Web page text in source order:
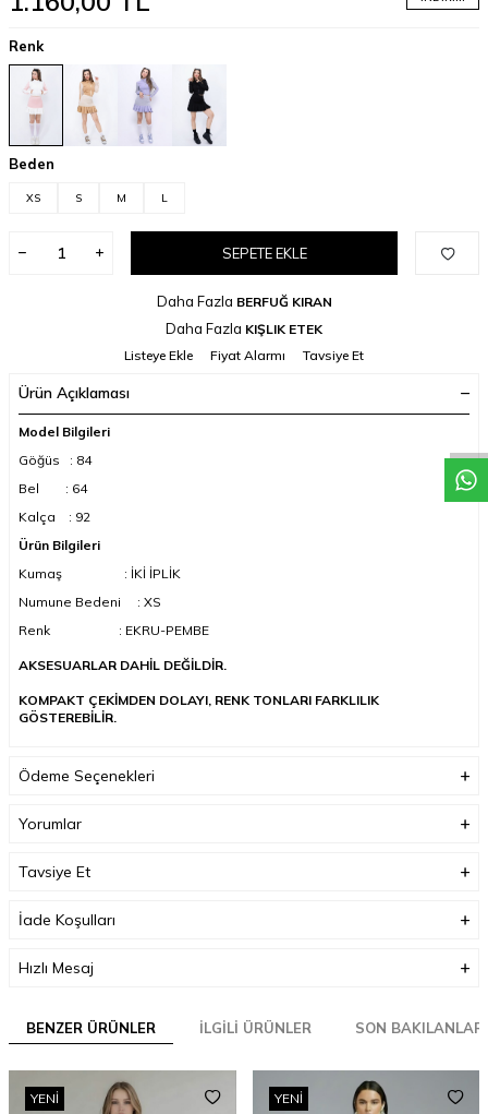
Renk
Beden
XS S M L
SEPETE EKLE
Daha Fazla BERFUĞ KIRAN
Daha Fazla KIŞLIK ETEK
Listeye Ekle
Fiyat Alarmı Tavsiye Et
Ürün Açıklaması
Model Bilgileri
Göğüs : 84
Bel : 64
Kalça : 92
Ürün Bilgileri
Kumaş : İKİ İPLİK
Numune Bedeni : XS
Renk : EKRU-PEMBE
AKSESUARLAR DAHİL DEĞİLDİR.
KOMPAKT ÇEKİMDEN DOLAYI, RENK TONLARI FARKLILIK
GÖSTEREBİLİR.
Ödeme Seçenekleri
Yorumlar
Tavsiye Et
İade Koşulları
Hızlı Mesaj
BENZER ÜRÜNLER İLGILI ÜRÜNLER SON BAKILANLAR
YENI YENI